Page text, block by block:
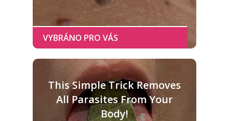
This Simple Trick Removes
All Parasites From Your
Body!